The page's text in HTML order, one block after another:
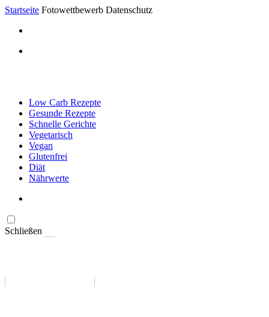
Startseite Fotowettbewerb Datenschutz
Low Carb Rezepte
Gesunde Rezepte
Schnelle Gerichte
Vegetarisch
Vegan
Glutenfrei
Diät
Nährwerte
Schließen